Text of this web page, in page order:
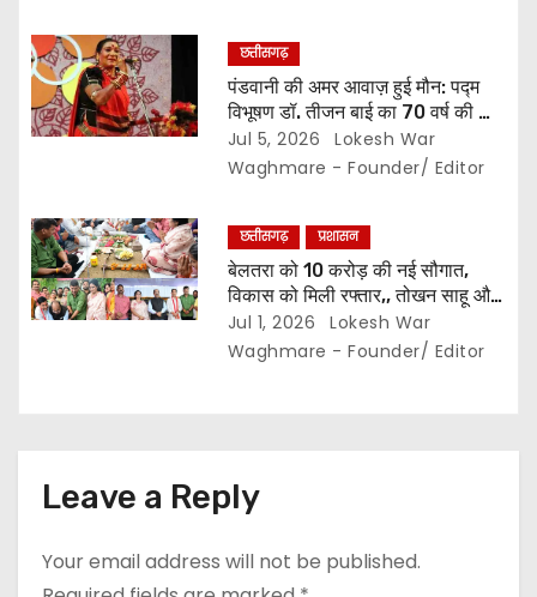
छत्तीसगढ़
पंडवानी की अमर आवाज़ हुई मौन: पद्म
विभूषण डॉ. तीजन बाई का 70 वर्ष की आयु
में निधन,, कला जगत में शोक की लहर…
Jul 5, 2026
Lokesh War
Waghmare - Founder/ Editor
छत्तीसगढ़ प्रशासन
बेलतरा को 10 करोड़ की नई सौगात,
विकास को मिली रफ्तार,, तोखन साहू और
अरुण साव ने मुक्तिधाम व सामुदायिक भवन
के लिए की डेढ़ करोड़ की घोषणा,,
Jul 1, 2026
Lokesh War
Waghmare - Founder/ Editor
Leave a Reply
Your email address will not be published.